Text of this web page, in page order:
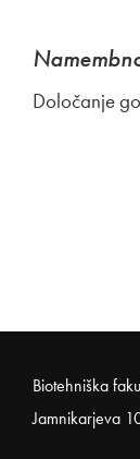
Določanje
Noga
Biotehniška
Jamnikarjeva